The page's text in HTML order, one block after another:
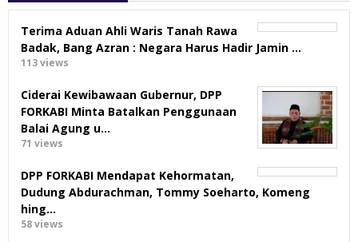
Terima Aduan Ahli Waris Tanah Rawa
Badak, Bang Azran : Negara Harus Hadir Jamin …
113 views
Ciderai Kewibawaan Gubernur, DPP
FORKABI Minta Batalkan Penggunaan
Balai Agung u…
71 views
DPP FORKABI Mendapat Kehormatan,
Dudung Abdurachman, Tommy Soeharto, Komeng
hing…
58 views